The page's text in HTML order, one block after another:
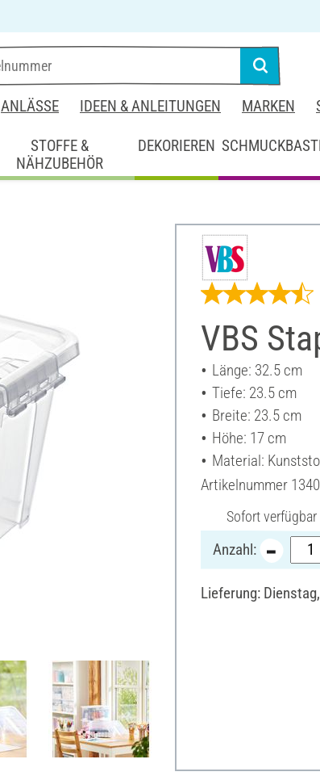
ANLÄSSE IDEEN & ANLEITUNGEN MARKEN
STOFFE &
NÄHZUBEHÖR
DEKORIEREN
VBS
Länge: 32.5 cm
Tiefe: 23.5 cm
Breite: 23.5 cm
Höhe: 17 cm
Material:
Artikelnummer
Sofort verfügbar
Anzahl:
Lieferung: